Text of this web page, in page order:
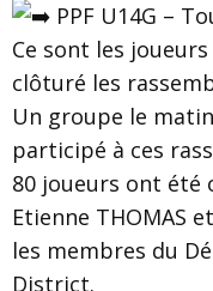
PPF U14G –
Ce sont les
clôturé les
Un groupe le
participé à ces
80 joueurs ont été
Etienne THOMAS
les membres du
District.